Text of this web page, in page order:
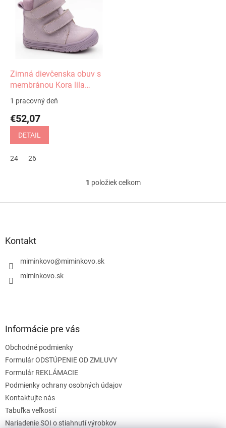
Zimná dievčenska obuv s
membránou Kora lila
Protetika
1 pracovný deň
€52,07
DETAIL
24 26
O
l
s
1 položiek celkom
Kontakt
miminkovo@miminkovo.sk
miminkovo.sk
Informácie pre vás
Obchodné podmienky
Formulár ODSTÚPENIE OD ZMLUVY
Formulár REKLÁMACIE
Podmienky ochrany osobných údajov
Kontaktujte nás
Tabuľka veľkostí
Nariadenie SOI o stiahnutí výrobkov